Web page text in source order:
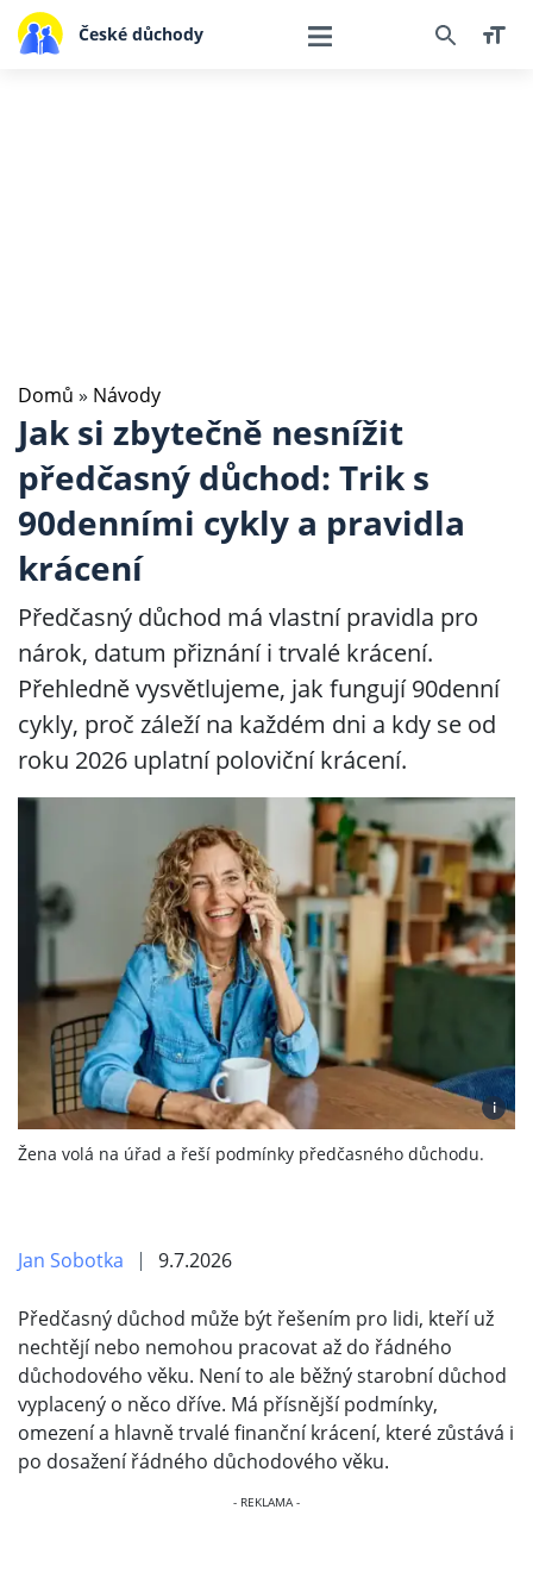
České důchody
Domů » Návody
Jak si zbytečně nesnížit
předčasný důchod: Trik s
90denními cykly a pravidla
krácení
Předčasný důchod má vlastní pravidla pro
nárok, datum přiznání i trvalé krácení.
Přehledně vysvětlujeme, jak fungují 90denní
cykly, proč záleží na každém dni a kdy se od
roku 2026 uplatní poloviční krácení.
i
Žena volá na úřad a řeší podmínky předčasného důchodu.
Jan Sobotka 9.7.2026
Předčasný důchod může být řešením pro lidi, kteří už
nechtějí nebo nemohou pracovat až do řádného
důchodového věku. Není to ale běžný starobní důchod
vyplacený o něco dříve. Má přísnější podmínky,
omezení a hlavně trvalé finanční krácení, které zůstává i
po dosažení řádného důchodového věku.